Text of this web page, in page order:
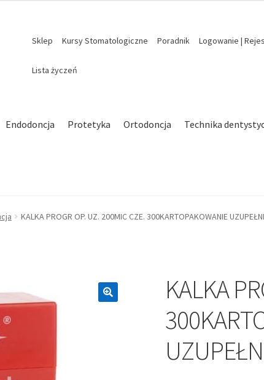
Sklep Kursy Stomatologiczne Poradnik Logowanie |
Lista życzeń
Endodoncja Protetyka Ortodoncja Technika
KALKA PROGR OP. UZ. 200MIC CZE. 300KARTOPAKOWANIE
KALKA